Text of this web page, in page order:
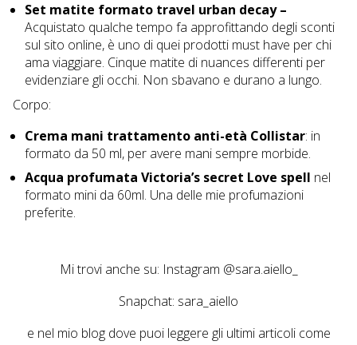
Set matite formato travel urban decay –
Acquistato qualche tempo fa approfittando degli sconti
sul sito online, è uno di quei prodotti must have per chi
ama viaggiare. Cinque matite di nuances differenti per
evidenziare gli occhi. Non sbavano e durano a lungo.
Corpo:
Crema mani trattamento anti-età Collistar: in
formato da 50 ml, per avere mani sempre morbide.
Acqua profumata Victoria’s secret Love spell nel
formato mini da 60ml. Una delle mie profumazioni
preferite.
Mi trovi anche su: Instagram @sara.aiello_
Snapchat: sara_aiello
e nel mio blog dove puoi leggere gli ultimi articoli come